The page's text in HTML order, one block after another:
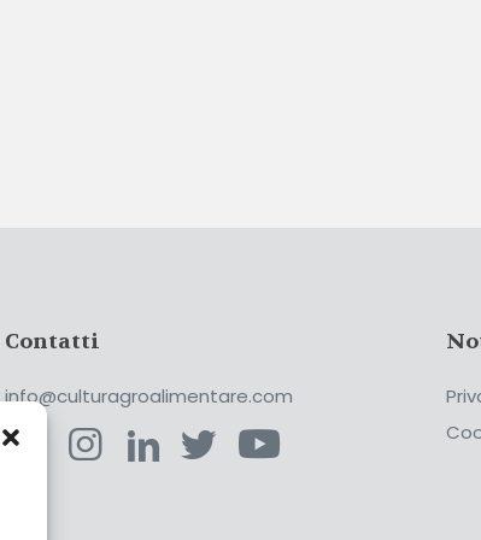
Contatti
info@culturagroalimentare.com